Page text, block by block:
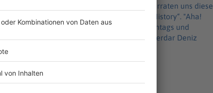
wurden in Deutschland gefunden. Was verraten uns diese
damals? Darum geht es in „Aha! History“. "Aha!
neue History-Podcast von WELT. Immer montags und
Datenschutzerklaerung-WELT-DIGITAL.html